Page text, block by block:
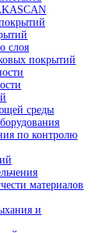
контроля
контроля
очистки воды
контроля